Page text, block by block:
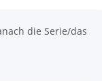
die Serie/das